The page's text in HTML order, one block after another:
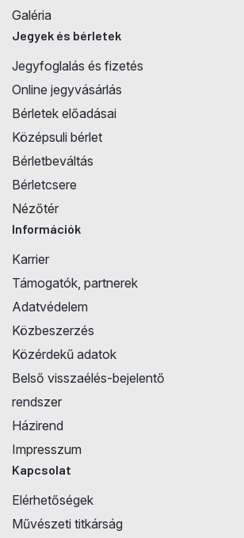
Galéria
Jegyek és bérletek
Jegyfoglalás és fizetés
Online jegyvásárlás
Bérletek előadásai
Középsuli bérlet
Bérletbeváltás
Bérletcsere
Nézőtér
Információk
Karrier
Támogatók, partnerek
Adatvédelem
Közbeszerzés
Közérdekű adatok
Belső visszaélés-bejelentő
rendszer
Házirend
Impresszum
Kapcsolat
Elérhetőségek
Művészeti titkárság